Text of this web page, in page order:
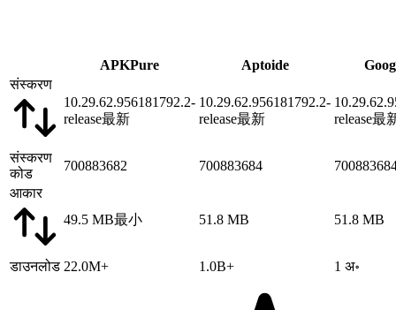
APKPure Aptoide
संस्करण
10.29.62.956181792.2-
release最新
10.29.62.956181792.2-
release最新
release最
संस्करण
कोड
700883682 700883684
आकार
49.5 MB最小 51.8 MB 51.8 MB
डाउनलोड 22.0M+ 1.0B+ 1 अ॰